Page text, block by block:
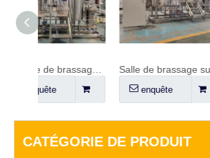
Salle de brassage sur patins de 500 L
enquête enquête
CATÉGORIE DE PRODUIT